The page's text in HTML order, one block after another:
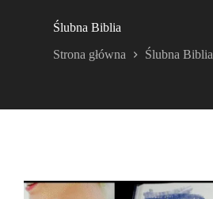
Ślubna Biblia
Strona główna Ślubna Biblia